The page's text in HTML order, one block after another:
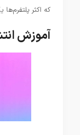
که اکثر پلتفرم‌ها یک
آموزش